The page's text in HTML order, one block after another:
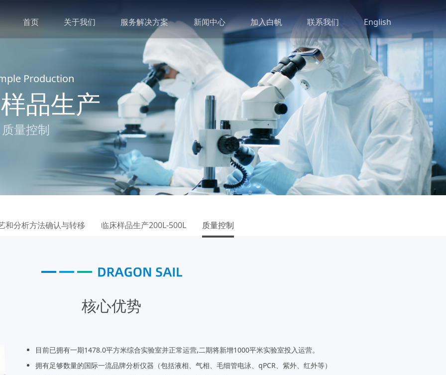
首页 关于我们 服务解决方案 新闻中心 加入白帆 联系我们 English
Production
品生产
量控制
和分析方法确认与转移 临床样品生产200L-500L 质量控制
核心优势
目前已拥有一期1478.0平方米综合实验室并正常运营,二期将新增1000平米实验室投入运营。
拥有足够数量的国际一流品牌分析仪器（包括液相、气相、毛细管电泳、qPCR、紫外、红外等）